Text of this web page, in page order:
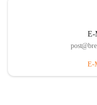
E-
E-